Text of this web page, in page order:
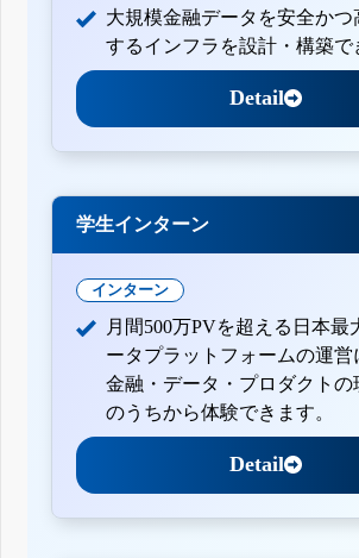
大規模金融データを安全かつ
するインフラを設計・構築で
Detail
学生インターン
インターン
月間500万PVを超える日本最
ータプラットフォームの運営
金融・データ・プロダクトの
のうちから体験できます。
Detail